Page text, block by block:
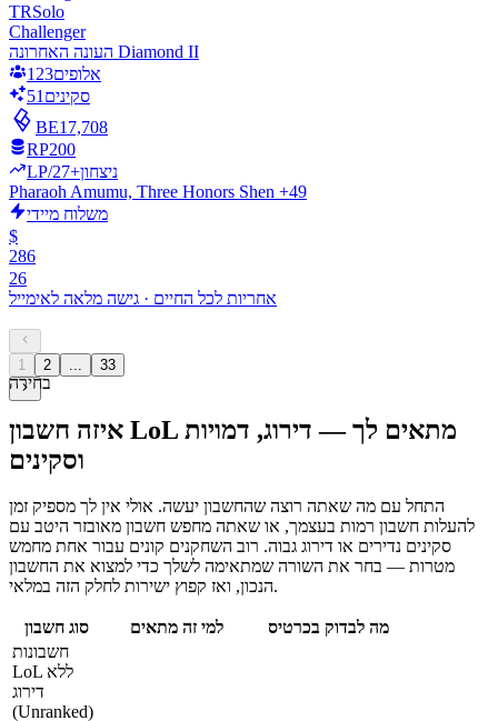
TRSolo
Challenger
העונה האחרונה Diamond II
אלופים123
סקינים 51
BE17,708
RP200
LP/ניצחון+27
Pharaoh Amumu, Three Honors Shen +49
משלוח מיידי
$
286
26
אחריות לכל החיים · גישה מלאה לאימייל
1 2 33
בחירה
איזה חשבון LoL מתאים לך — דירוג, דמויות
וסקינים
התחל עם מה שאתה רוצה שהחשבון יעשה. אולי אין לך מספיק זמן
להעלות חשבון רמות בעצמך, או שאתה מחפש חשבון מאובזר היטב עם
סקינים נדירים או דירוג גבוה. רוב השחקנים קונים עבור אחת מחמש
מטרות — בחר את השורה שמתאימה לשלך כדי למצוא את החשבון
הנכון, ואז קפוץ ישירות לחלק הזה במלאי.
סוג חשבון למי זה מתאים
מה לבדוק בכרטיס
חשבונות
LoL ללא
דירוג
(Unranked)